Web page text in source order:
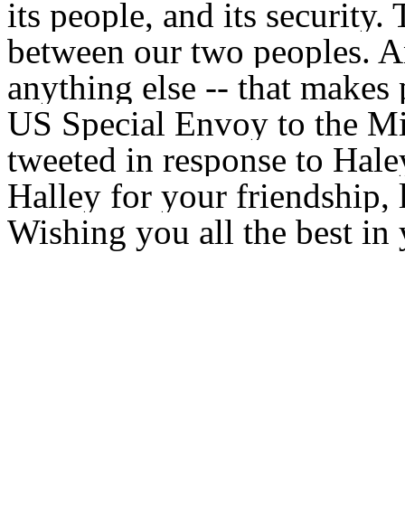
its people, and its security.
between our two peoples.
anything else -- that makes
US Special Envoy to the
tweeted in response to
Halley for your friendship,
Wishing you all the best